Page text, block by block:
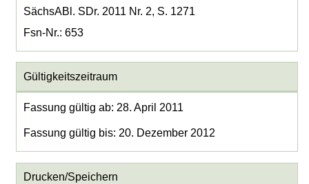
SächsABl. SDr. 2011 Nr. 2, S. 1271
Fsn-Nr.: 653
Gültigkeitszeitraum
Fassung gültig ab: 28. April 2011
Fassung gültig bis: 20. Dezember 2012
Drucken/Speichern